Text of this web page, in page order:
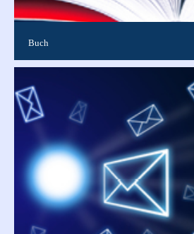
Buch
In Buchform gebundene Publikation in
bis DIN A4. Gut geeignet u.a. für
Semesterarbeiten, Bachel...